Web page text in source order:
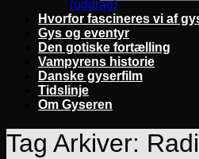
(uddrag)
Hvorfor fascineres vi af
Gys og eventyr
Den gotiske fortælling
Vampyrens historie
Danske gyserfilm
Tidslinje
Om Gyseren
Tag Arkiver: